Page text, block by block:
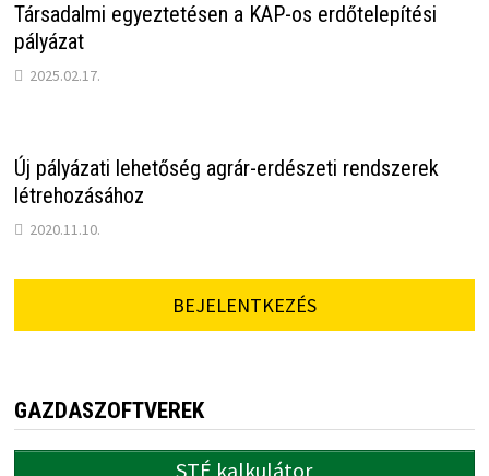
Társadalmi egyeztetésen a KAP-os erdőtelepítési
pályázat
2025.02.17.
Új pályázati lehetőség agrár-erdészeti rendszerek
létrehozásához
2020.11.10.
BEJELENTKEZÉS
GAZDASZOFTVEREK
STÉ kalkulátor